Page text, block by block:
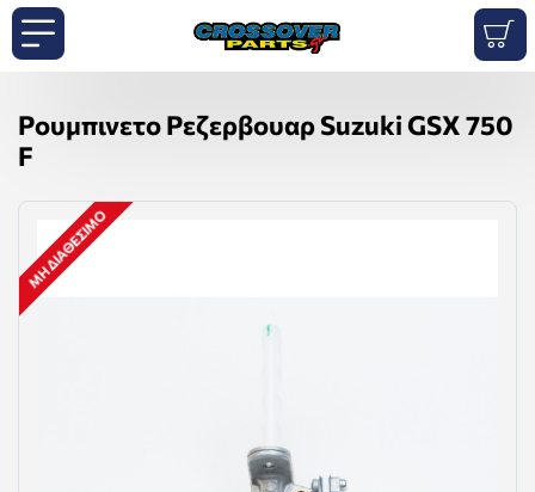
Ρουμπινετο Ρεζερβουαρ Suzuki GSX 750
F
ΜΗ ΔΙΑΘΈΣΙΜΟ